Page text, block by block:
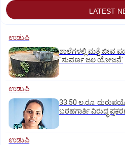
LATEST
ಉಡುಪಿ
ಶಾಲೆಗಳಲ್ಲಿ ಮತ್ತೆ ಜೀವ
"ಸುವರ್ಣ ಜಲ ಯೋಜನೆ'
ಉಡುಪಿ
33.50 ಲ.ರೂ.
ಬರಹಗಾರ್ತಿ ವಿರುದ್ಧ
ಉಡುಪಿ